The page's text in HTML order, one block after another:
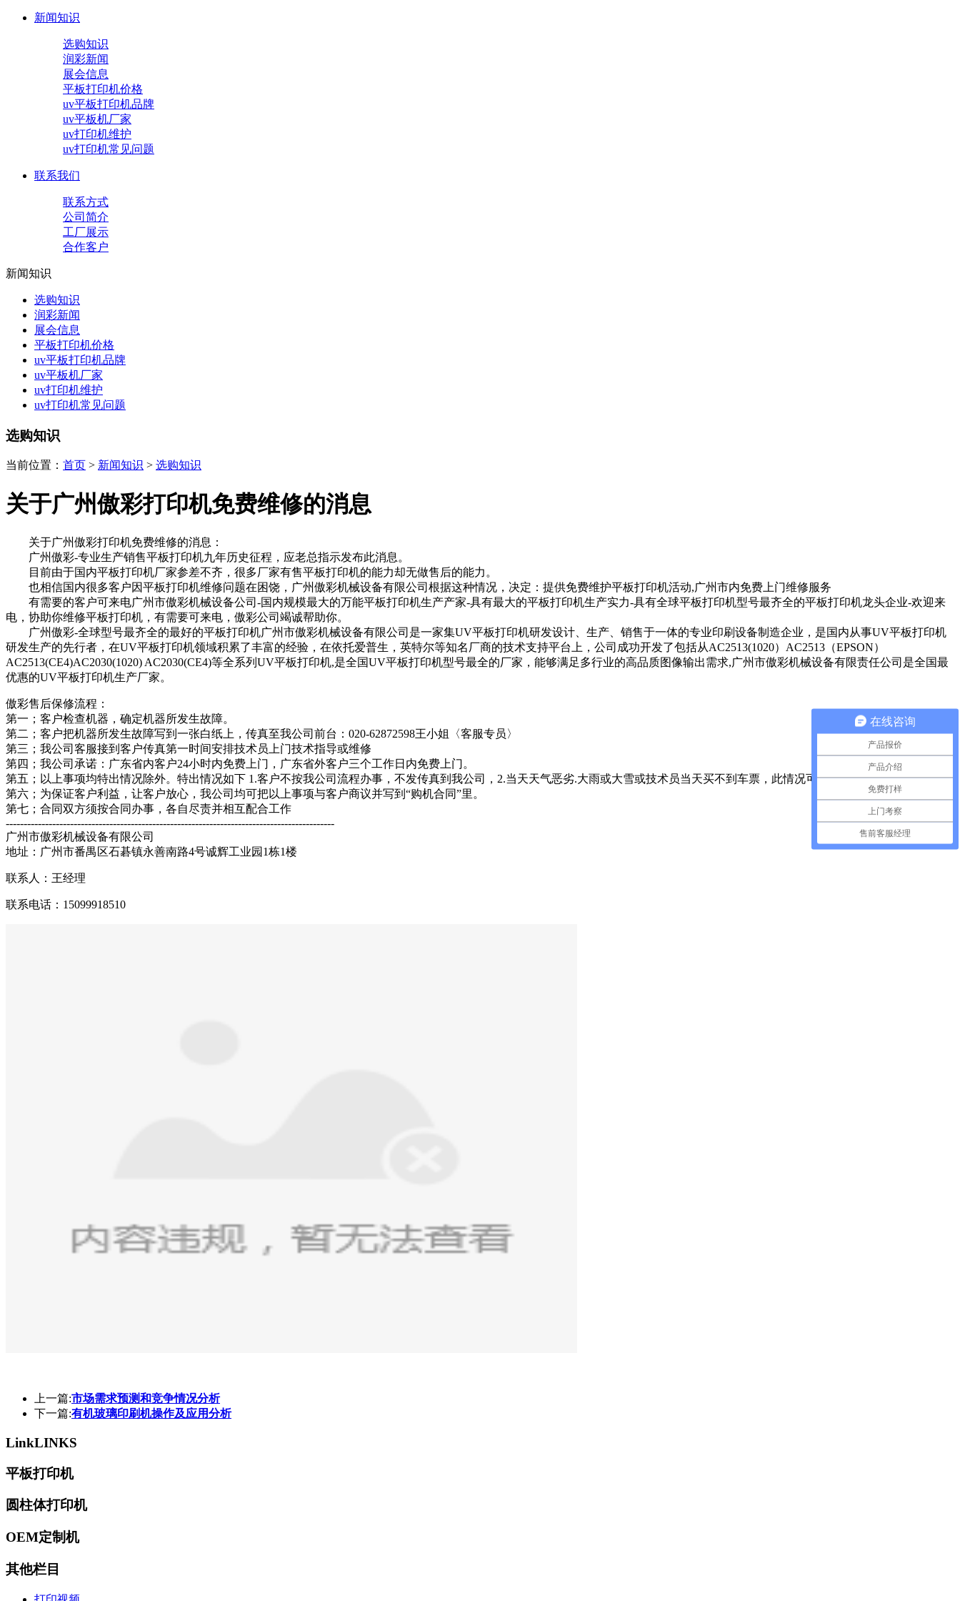
新闻知识
选购知识
润彩新闻
展会信息
平板打印机价格
uv平板打印机品牌
uv平板机厂家
uv打印机维护
uv打印机常见问题
联系我们
联系方式
公司简介
工厂展示
合作客户
新闻知识
选购知识
润彩新闻
展会信息
平板打印机价格
uv平板打印机品牌
uv平板机厂家
uv打印机维护
uv打印机常见问题
选购知识
当前位置： 首页 > 新闻知识 > 选购知识
关于广州傲彩打印机免费维修的消息
关于广州傲彩打印机免费维修的消息：
广州傲彩-专业生产销售平板打印机九年历史征程，应老总指示发布此消息。
目前由于国内平板打印机厂家参差不齐，很多厂家有售平板打印机的能力却无做售后的能力。
也相信国内很多客户因平板打印机维修问题在困饶，广州傲彩机械设备有限公司根据这种情况，决定：提供免费维护平板打印机活动,广州市内免费上门维修服务
有需要的客户可来电广州市傲彩机械设备公司-国内规模最大的万能平板打印机生产产家-具有最大的平板打印机生产实力-具有全球平板打印机型号最齐全的平板打印机龙头企业-欢迎来
电，协助你维修平板打印机，有需要可来电，傲彩公司竭诚帮助你。
广州傲彩-全球型号最齐全的最好的平板打印机广州市傲彩机械设备有限公司是一家集UV平板打印机研发设计、生产、销售于一体的专业印刷设备制造企业，是国内从事UV平板打印机
研发生产的先行者，在UV平板打印机领域积累了丰富的经验，在依托爱普生，英特尔等知名厂商的技术支持平台上，公司成功开发了包括从AC2513(1020）AC2513（EPSON）
AC2513(CE4)AC2030(1020) AC2030(CE4)等全系列UV平板打印机,是全国UV平板打印机型号最全的厂家，能够满足多行业的高品质图像输出需求,广州市傲彩机械设备有限责任公司是全国最
优惠的UV平板打印机生产厂家。
傲彩售后保修流程：
第一；客户检查机器，确定机器所发生故障。
第二；客户把机器所发生故障写到一张白纸上，传真至我公司前台：020-62872598王小姐〈客服专员〉
第三；我公司客服接到客户传真第一时间安排技术员上门技术指导或维修
第四；我公司承诺：广东省内客户24小时内免费上门，广东省外客户三个工作日内免费上门。
第五；以上事项均特出情况除外。特出情况如下 1.客户不按我公司流程办事，不发传真到我公司，2.当天天气恶劣.大雨或大雪或技术员当天买不到车票，此情况可与客户电话商谈解决
第六；为保证客户利益，让客户放心，我公司均可把以上事项与客户商议并写到“购机合同”里。
第七；合同双方须按合同办事，各自尽责并相互配合工作
--------------------------------------------------------------------------------------------
广州市傲彩机械设备有限公司
地址：广州市番禺区石碁镇永善南路4号诚辉工业园1栋1楼
联系人：王经理
联系电话：15099918510
上一篇:市场需求预测和竞争情况分析
下一篇:有机玻璃印刷机操作及应用分析
LinkLINKS
平板打印机
圆柱体打印机
OEM定制机
其他栏目
在线咨询
产品报价
产品介绍
免费打样
上门考察
售前客服经理